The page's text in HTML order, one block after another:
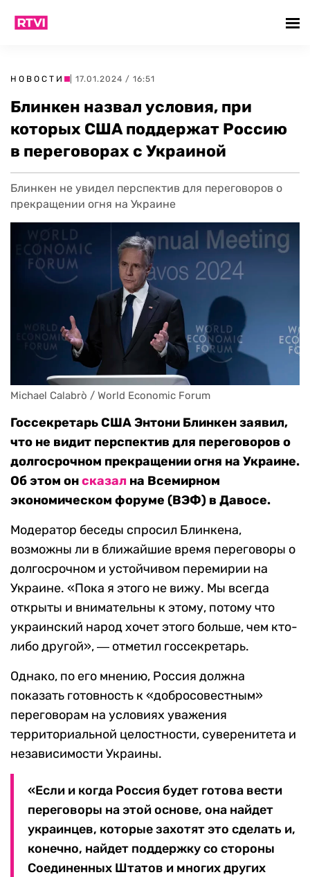
НОВОСТИ | 17.01.2024 / 16:51
Блинкен назвал условия, при
которых США поддержат Россию
в переговорах с Украиной
Блинкен не увидел перспектив для переговоров о
прекращении огня на Украине
Michael Calabrò / World Economic Forum
Госсекретарь США Энтони Блинкен заявил,
что не видит перспектив для переговоров о
долгосрочном прекращении огня на Украине.
Об этом онсказал на Всемирном
экономическом форуме (ВЭФ) в Давосе.
Модератор беседы спросил Блинкена,
возможны ли в ближайшие время переговоры о
долгосрочном и устойчивом перемирии на
Украине. «Пока я этого не вижу. Мы всегда
открыты и внимательны к этому, потому что
украинский народ хочет этого больше, чем кто-
либо другой», ― отметил госсекретарь.
Однако, по его мнению, Россия должна
показать готовность к «добросовестным»
переговорам на условиях уважения
территориальной целостности, суверенитета и
независимости Украины.
«Если и когда Россия будет готова вести
переговоры на этой основе, она найдет
украинцев, которые захотят это сделать и,
конечно, найдет поддержку со стороны
Соединенных Штатов и многих других